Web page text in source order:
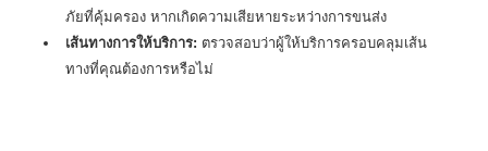
ภัยที่คุ้มครอง หากเกิดความเสียหายระหว่างการขนส่ง
เส้นทางการให้บริการ: ตรวจสอบว่าผู้ให้บริการครอบคลุมเส้น
ทางที่คุณต้องการหรือไม่